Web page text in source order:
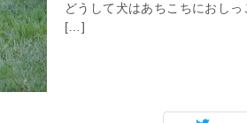
どうして犬はあちこちにおし
[…]